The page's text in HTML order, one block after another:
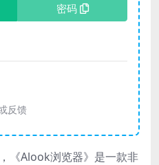
密码
反馈
《Alook浏览器》是一款非